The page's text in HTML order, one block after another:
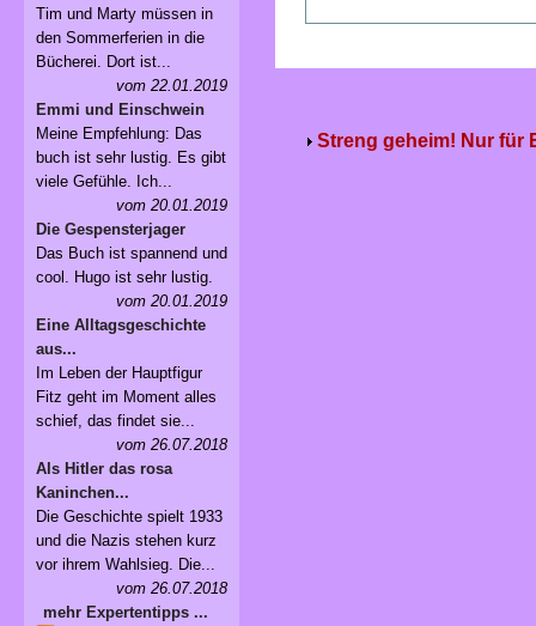
Streng geheim! Nur für
Tim und Marty müssen in
den Sommerferien in die
Bücherei. Dort ist...
vom 22.01.2019
Emmi und Einschwein
Meine Empfehlung: Das
buch ist sehr lustig. Es gibt
viele Gefühle. Ich...
vom 20.01.2019
Die Gespensterjager
Das Buch ist spannend und
cool. Hugo ist sehr lustig.
vom 20.01.2019
Eine Alltagsgeschichte
aus...
Im Leben der Hauptfigur
Fitz geht im Moment alles
schief, das findet sie...
vom 26.07.2018
Als Hitler das rosa
Kaninchen...
Die Geschichte spielt 1933
und die Nazis stehen kurz
vor ihrem Wahlsieg. Die...
vom 26.07.2018
mehr Expertentipps ...